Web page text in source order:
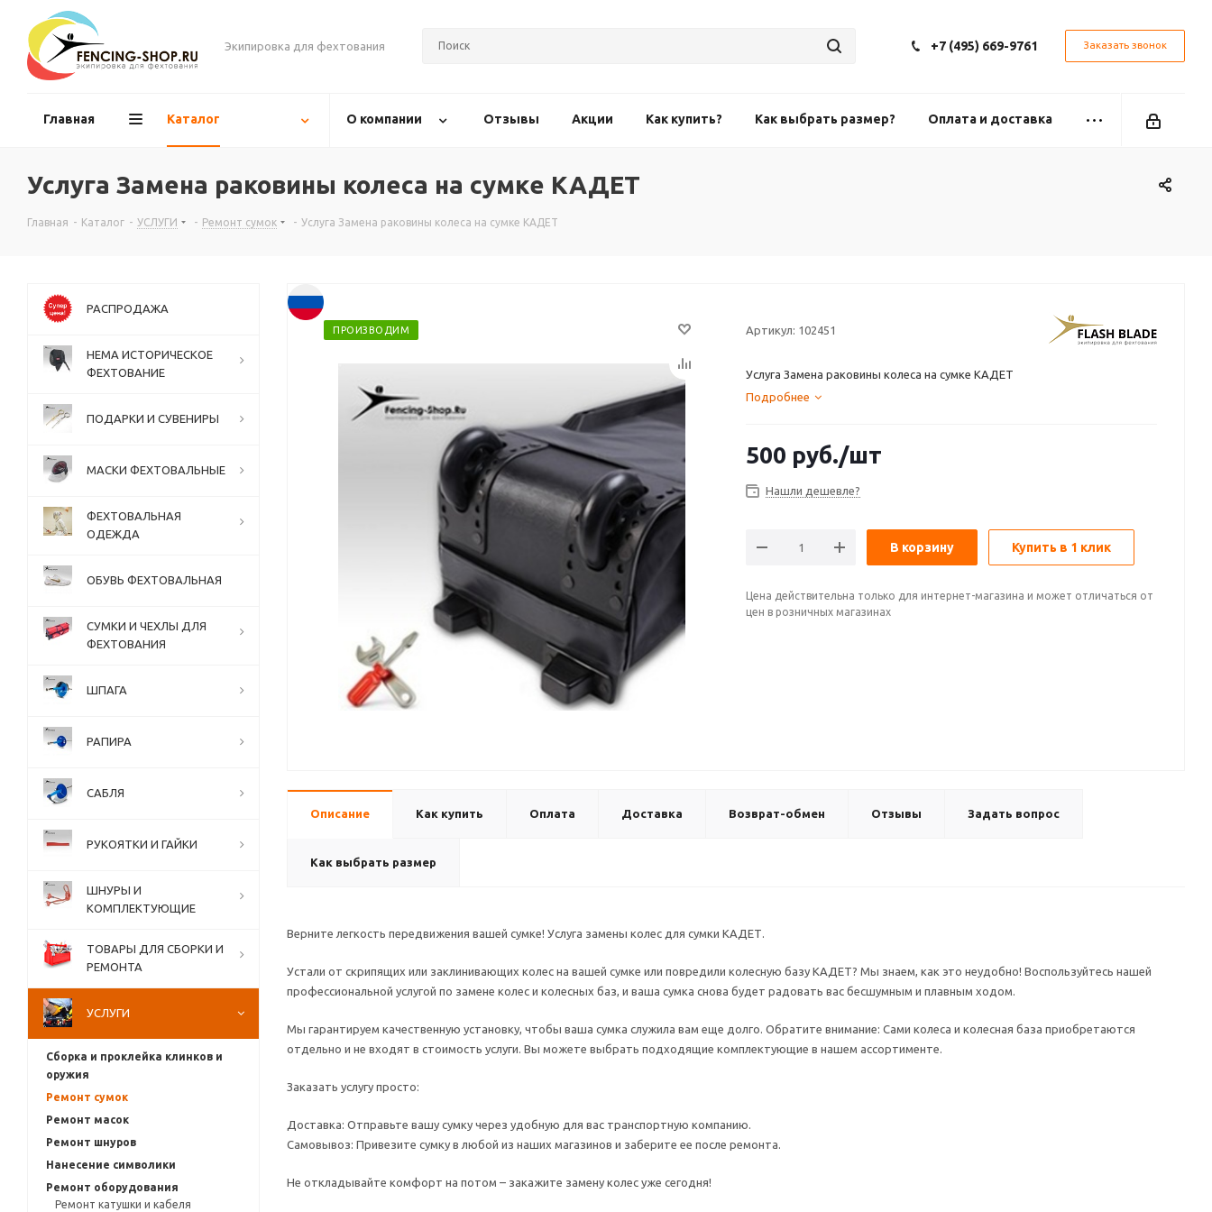
Экипировка для фехтования +7 (495) 669-9761 Заказать звонок
Главная Каталог О компании Отзывы Акции Как купить? Как выбрать размер? Оплата и доставка
Услуга Замена раковины колеса на сумке КАДЕТ
Главная - Каталог - УСЛУГИ - Ремонт сумок - Услуга Замена раковины колеса на сумке КАДЕТ
ПРОИЗВОДИМ Артикул: 102451
Услуга Замена раковины колеса на сумке КАДЕТ
Подробнее
500 руб./шт
Нашли дешевле?
В корзину Купить в 1 клик
Цена действительна только для интернет-магазина и может отличаться от
цен в розничных магазинах
Описание Как купить Оплата Доставка Возврат-обмен Отзывы Задать вопрос
Как выбрать размер
Верните легкость передвижения вашей сумке! Услуга замены колес для сумки КАДЕТ.
Устали от скрипящих или заклинивающих колес на вашей сумке или повредили колесную базу КАДЕТ? Мы знаем, как это неудобно! Воспользуйтесь нашей
профессиональной услугой по замене колес и колесных баз, и ваша сумка снова будет радовать вас бесшумным и плавным ходом.
Мы гарантируем качественную установку, чтобы ваша сумка служила вам еще долго. Обратите внимание: Сами колеса и колесная база приобретаются
отдельно и не входят в стоимость услуги. Вы можете выбрать подходящие комплектующие в нашем ассортименте.
Заказать услугу просто:
Доставка: Отправьте вашу сумку через удобную для вас транспортную компанию.
Самовывоз: Привезите сумку в любой из наших магазинов и заберите ее после ремонта.
Не откладывайте комфорт на потом – закажите замену колес уже сегодня!
РАСПРОДАЖА
НЕМА ИСТОРИЧЕСКОЕ
ФЕХТОВАНИЕ
ПОДАРКИ И СУВЕНИРЫ
МАСКИ ФЕХТОВАЛЬНЫЕ
ФЕХТОВАЛЬНАЯ
ОДЕЖДА
ОБУВЬ ФЕХТОВАЛЬНАЯ
СУМКИ И ЧЕХЛЫ ДЛЯ
ФЕХТОВАНИЯ
ШПАГА
РАПИРА
САБЛЯ
РУКОЯТКИ И ГАЙКИ
ШНУРЫ И
КОМПЛЕКТУЮЩИЕ
ТОВАРЫ ДЛЯ СБОРКИ И
РЕМОНТА
УСЛУГИ
Сборка и проклейка клинков и
оружия
Ремонт сумок
Ремонт масок
Ремонт шнуров
Нанесение символики
Ремонт оборудования
Ремонт катушки и кабеля